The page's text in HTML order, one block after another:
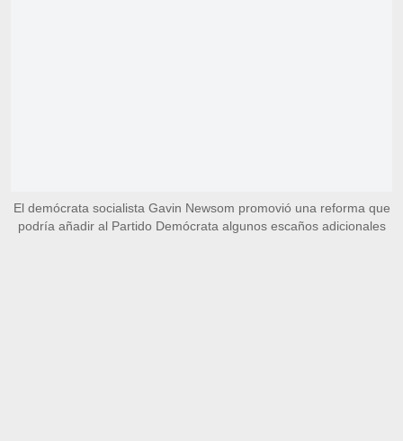
El demócrata socialista Gavin Newsom promovió una reforma que
podría añadir al Partido Demócrata algunos escaños adicionales